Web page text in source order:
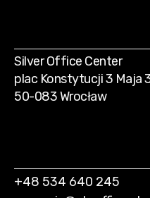
Silver Office Center
plac Konstytucji 3 Maja
50-083 Wrocław
+48 534 640 245